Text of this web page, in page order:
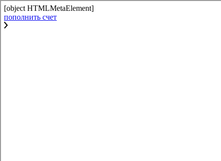
[object HTMLMetaElement]
пополнить счет